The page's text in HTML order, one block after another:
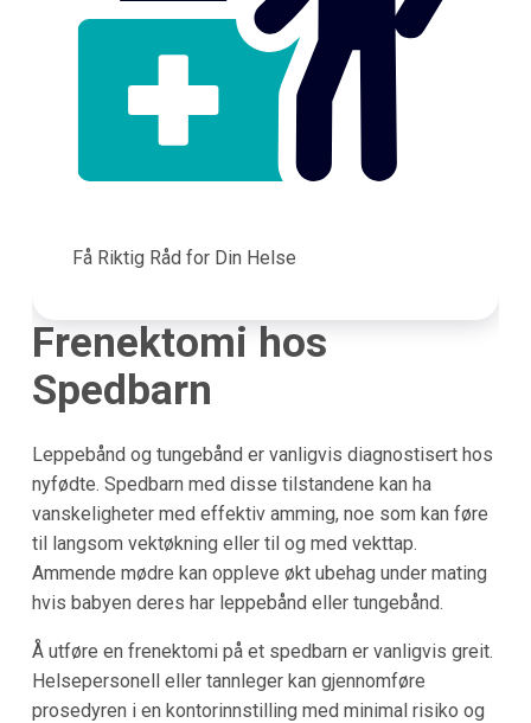
Få Riktig Råd for Din Helse
Frenektomi hos
Spedbarn
Leppebånd og tungebånd er vanligvis diagnostisert hos
nyfødte. Spedbarn med disse tilstandene kan ha
vanskeligheter med effektiv amming, noe som kan føre
til langsom vektøkning eller til og med vekttap.
Ammende mødre kan oppleve økt ubehag under mating
hvis babyen deres har leppebånd eller tungebånd.
Å utføre en frenektomi på et spedbarn er vanligvis greit.
Helsepersonell eller tannleger kan gjennomføre
prosedyren i en kontorinnstilling med minimal risiko og